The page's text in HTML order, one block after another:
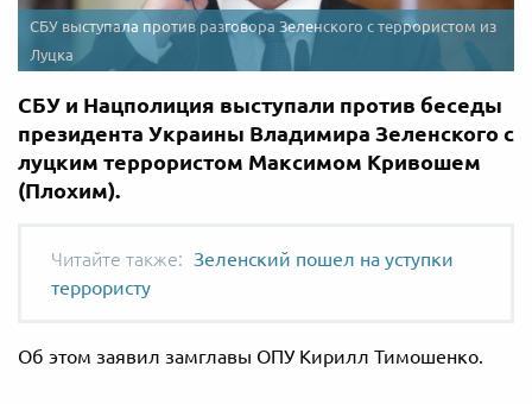
СБУ выступала против разговора Зеленского с террористом из
Луцка
СБУ и Нацполиция выступали против беседы
президента Украины Владимира Зеленского с
луцким террористом Максимом Кривошем
(Плохим).
Зеленский пошел на уступки
террористу
Об этом заявил замглавы ОПУ Кирилл Тимошенко.